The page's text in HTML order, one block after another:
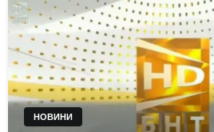
НОВИНИ